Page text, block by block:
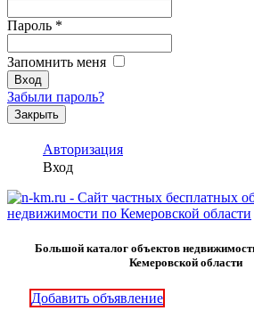
Пароль *
Запомнить меня
Забыли пароль?
Закрыть
Авторизация
Вход
Большой каталог объектов
Кемеровской области
Добавить объявление